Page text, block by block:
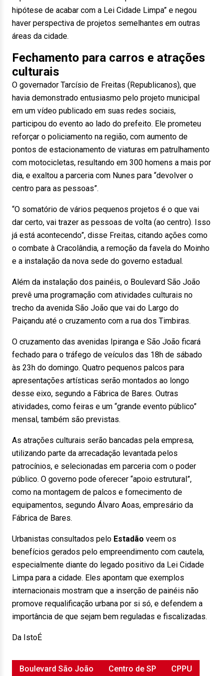
hipótese de acabar com a Lei Cidade Limpa” e negou
haver perspectiva de projetos semelhantes em outras
áreas da cidade.
Fechamento para carros e atrações
culturais
O governador Tarcísio de Freitas (Republicanos), que
havia demonstrado entusiasmo pelo projeto municipal
em um vídeo publicado em suas redes sociais,
participou do evento ao lado do prefeito. Ele prometeu
reforçar o policiamento na região, com aumento de
pontos de estacionamento de viaturas em patrulhamento
com motocicletas, resultando em 300 homens a mais por
dia, e exaltou a parceria com Nunes para “devolver o
centro para as pessoas”.
“O somatório de vários pequenos projetos é o que vai
dar certo, vai trazer as pessoas de volta (ao centro). Isso
já está acontecendo”, disse Freitas, citando ações como
o combate à Cracolândia, a remoção da favela do Moinho
e a instalação da nova sede do governo estadual.
Além da instalação dos painéis, o Boulevard São João
prevê uma programação com atividades culturais no
trecho da avenida São João que vai do Largo do
Paiçandu até o cruzamento com a rua dos Timbiras.
O cruzamento das avenidas Ipiranga e São João ficará
fechado para o tráfego de veículos das 18h de sábado
às 23h do domingo. Quatro pequenos palcos para
apresentações artísticas serão montados ao longo
desse eixo, segundo a Fábrica de Bares. Outras
atividades, como feiras e um “grande evento público”
mensal, também são previstas.
As atrações culturais serão bancadas pela empresa,
utilizando parte da arrecadação levantada pelos
patrocínios, e selecionadas em parceria com o poder
público. O governo pode oferecer “apoio estrutural”,
como na montagem de palcos e fornecimento de
equipamentos, segundo Álvaro Aoas, empresário da
Fábrica de Bares.
Urbanistas consultados pelo Estadão veem os
benefícios gerados pelo empreendimento com cautela,
especialmente diante do legado positivo da Lei Cidade
Limpa para a cidade. Eles apontam que exemplos
internacionais mostram que a inserção de painéis não
promove requalificação urbana por si só, e defendem a
importância de que sejam bem reguladas e fiscalizadas.
Da IstoÉ
Boulevard São João Centro de SP
CPPU